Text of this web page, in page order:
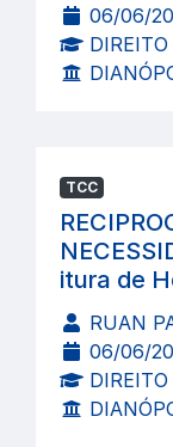
06/06/
DIREITO
TCC
itura de
RUAN
06/06/
DIREITO